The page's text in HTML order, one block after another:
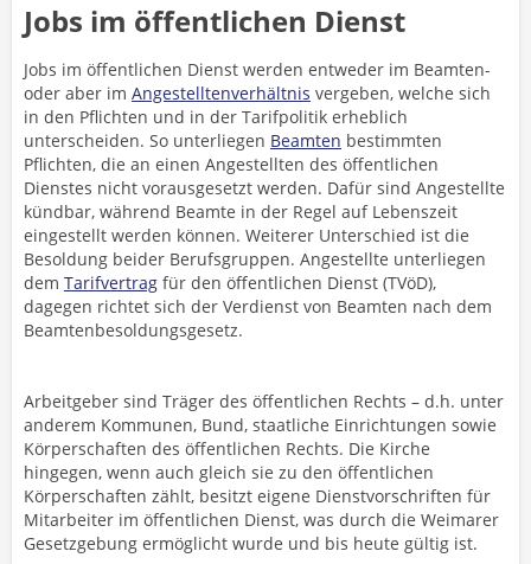
Jobs im öffentlichen Dienst
Jobs im öffentlichen Dienst werden entweder im Beamten-
oder aber im Angestelltenverhältnis vergeben, welche sich
in den Pflichten und in der Tarifpolitik erheblich
unterscheiden. So unterliegen Beamten bestimmten
Pflichten, die an einen Angestellten des öffentlichen
Dienstes nicht vorausgesetzt werden. Dafür sind Angestellte
kündbar, während Beamte in der Regel auf Lebenszeit
eingestellt werden können. Weiterer Unterschied ist die
Besoldung beider Berufsgruppen. Angestellte unterliegen
dem Tarifvertrag für den öffentlichen Dienst (TVöD),
dagegen richtet sich der Verdienst von Beamten nach dem
Beamtenbesoldungsgesetz.
Arbeitgeber sind Träger des öffentlichen Rechts – d.h. unter
anderem Kommunen, Bund, staatliche Einrichtungen sowie
Körperschaften des öffentlichen Rechts. Die Kirche
hingegen, wenn auch gleich sie zu den öffentlichen
Körperschaften zählt, besitzt eigene Dienstvorschriften für
Mitarbeiter im öffentlichen Dienst, was durch die Weimarer
Gesetzgebung ermöglicht wurde und bis heute gültig ist.